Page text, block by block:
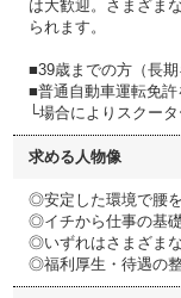
は大歓迎。さまざま
られます。
■39歳までの方（長期
■普通自動車運転免許
└場合によりスクー
求める人物像
◎安定した環境で腰
◎イチから仕事の基
◎いずれはさまざま
◎福利厚生・待遇の